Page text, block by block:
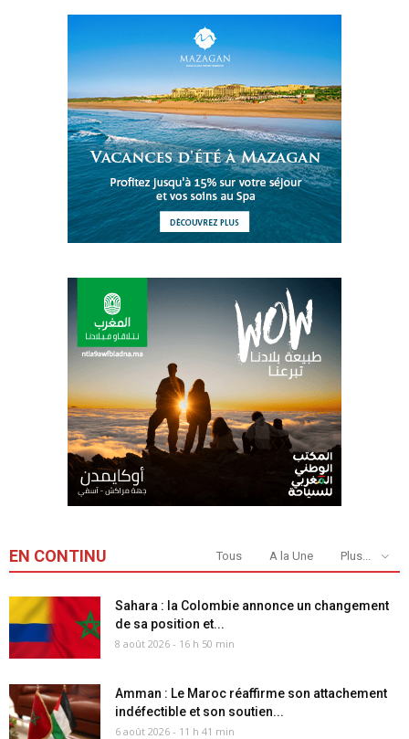
EN CONTINU Tous A la Une Plus...
Sahara : la Colombie annonce un changement
de sa position et...
8 août 2026 - 16 h 50 min
Amman : Le Maroc réaffirme son attachement
indéfectible et son soutien...
6 août 2026 - 11 h 41 min